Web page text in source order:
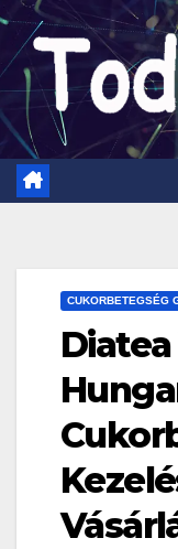
Skip
content
CUKORBETEGSÉG